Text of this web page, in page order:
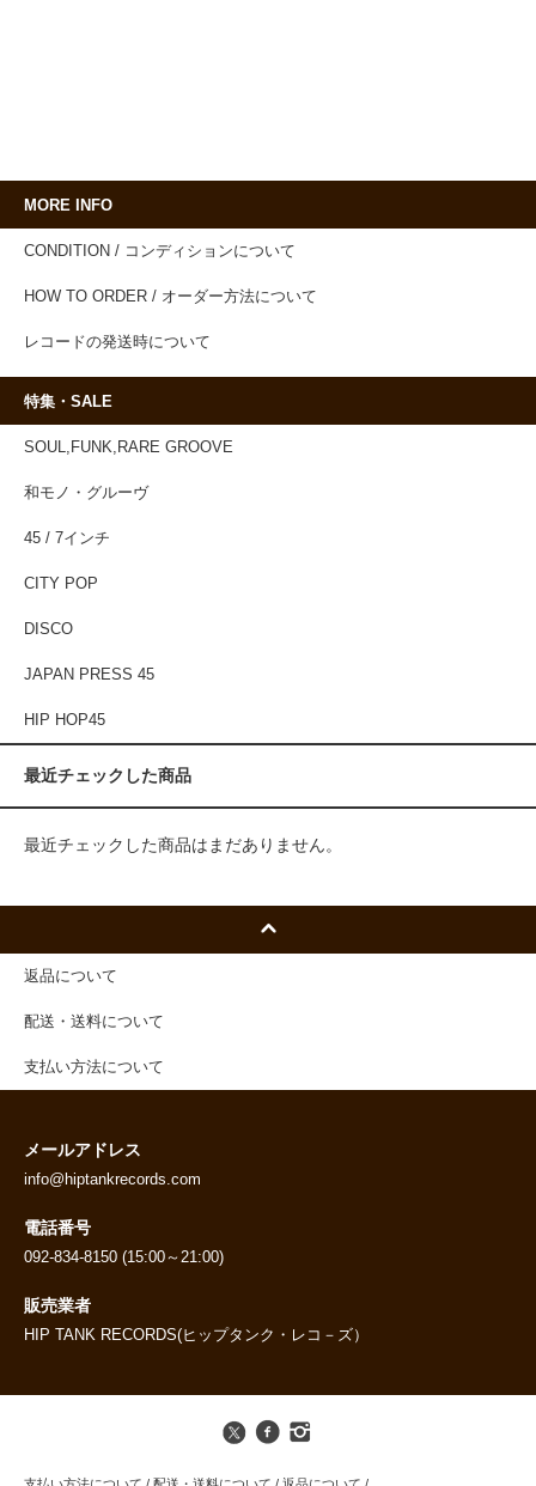
MORE INFO
CONDITION / コンディションについて
HOW TO ORDER / オーダー方法について
レコードの発送時について
特集・SALE
SOUL,FUNK,RARE GROOVE
和モノ・グルーヴ
45 / 7インチ
CITY POP
DISCO
JAPAN PRESS 45
HIP HOP45
最近チェックした商品
最近チェックした商品はまだありません。
返品について
配送・送料について
支払い方法について
メールアドレス
info@hiptankrecords.com
電話番号
092-834-8150 (15:00～21:00)
販売業者
HIP TANK RECORDS(ヒップタンク・レコ－ズ）